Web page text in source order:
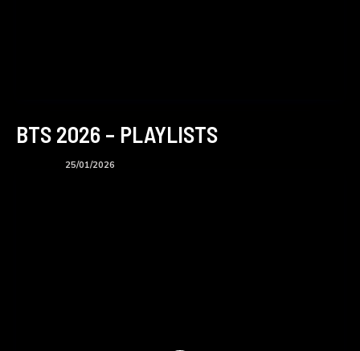
BTS 2026 – PLAYLISTS
25/01/2026